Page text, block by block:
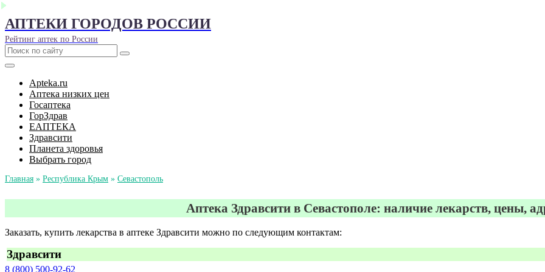
АПТЕКИ ГОРОДОВ РОССИИ
Рейтинг аптек по России
Apteka.ru
Аптека низких цен
Госаптека
ГорЗдрав
ЕАПТЕКА
Здравсити
Планета здоровья
Выбрать город
Главная » Республика Крым » Севастополь
Аптека Здравсити в Севастополе: наличие лекарств, цены,
Заказать, купить лекарства в аптеке Здравсити можно по следующим контактам:
Здравсити
8 (800) 500-92-62